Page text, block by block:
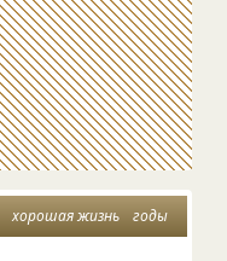
хорошая жизнь годы